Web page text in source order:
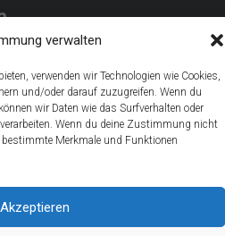
verwalten
verwenden wir Technologien wie Cookies,
und/oder darauf zuzugreifen. Wenn du
wir Daten wie das Surfverhalten oder
Wenn du deine Zustimmung nicht
Merkmale und Funktionen
Akzeptieren
Bauen
Ingenieure GmbH Deutschland